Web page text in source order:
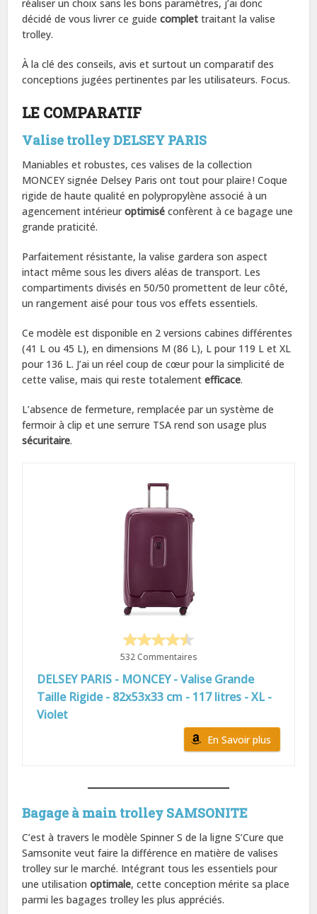
réaliser un choix sans les bons paramètres, j’ai donc
décidé de vous livrer ce guidecomplet traitant la valise
trolley.
À la clé des conseils, avis et surtout un comparatif des
conceptions jugées pertinentes par les utilisateurs. Focus.
LE COMPARATIF
Valise trolley DELSEY PARIS
Maniables et robustes, ces valises de la collection
MONCEY signée Delsey Paris ont tout pour plaire ! Coque
rigide de haute qualité en polypropylène associé à un
agencement intérieuroptimisé confèrent à ce bagage une
grande praticité.
Parfaitement résistante, la valise gardera son aspect
intact même sous les divers aléas de transport. Les
compartiments divisés en 50/50 promettent de leur côté,
un rangement aisé pour tous vos effets essentiels.
Ce modèle est disponible en 2 versions cabines différentes
(41 L ou 45 L), en dimensions M (86 L), L pour 119 L et XL
pour 136 L. J’ai un réel coup de cœur pour la simplicité de
cette valise, mais qui reste totalementefficace.
L’absence de fermeture, remplacée par un système de
fermoir à clip et une serrure TSA rend son usage plus
sécuritaire.
532 Commentaires
DELSEY PARIS - MONCEY - Valise Grande
Taille Rigide - 82x53x33 cm - 117 litres - XL -
Violet
En Savoir plus
Bagage à main trolley SAMSONITE
C’est à travers le modèle Spinner S de la ligne S’Cure que
Samsonite veut faire la différence en matière de valises
trolley sur le marché. Intégrant tous les essentiels pour
une utilisationoptimale, cette conception mérite sa place
parmi les bagages trolley les plus appréciés.